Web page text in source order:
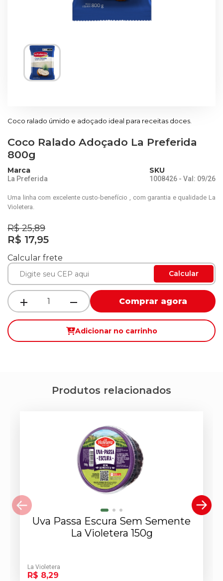
Coco ralado úmido e adoçado ideal para receitas doces.
Coco Ralado Adoçado La Preferida
800g
Marca
La Preferida
SKU
1008426 - Val: 09/26
Uma linha com excelente custo-benefício , com garantia e qualidade La
Violetera.
R$ 25,89
R$ 17,95
Calcular frete
Calcular
Comprar agora
Adicionar no carrinho
Produtos relacionados
Uva Passa Escura Sem Semente
La Violetera 150g
La Violetera
R$ 8,29